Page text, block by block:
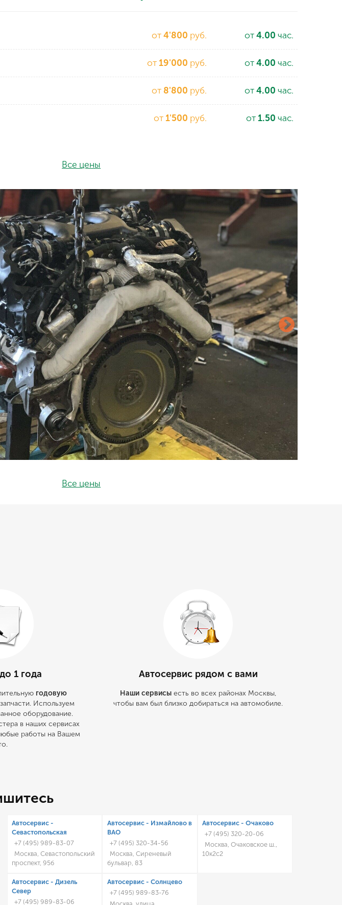
от4'800 руб. от4.00 час.
от 19'000 руб. от4.00 час.
от 8'800 руб. от4.00 час.
от 1'500 руб. от 1.50 час.
Все цены
Все цены
1 года
годовую
Используем
оборудование.
в наших сервисах
работы на Вашем
Автосервис рядом с вами
Наши сервисы есть во всех районах Москвы,
чтобы вам был близко добираться на автомобиле.
Автосервис -
Cевастопольская
+7 (495) 989-83-07
Москва, Севастопольский
проспект, 95б
Автосервис - Измайлово в
ВАО
+7 (495) 320-34-56
Москва, Сиреневый
бульвар, 83
Автосервис - Очаково
+7 (495) 320-20-06
Москва, Очаковское ш.,
10к2с2
Автосервис - Дизель
Север
+7 (495) 989-83-06
Автосервис - Солнцево
+7 (495) 989-83-76
Москва, улица